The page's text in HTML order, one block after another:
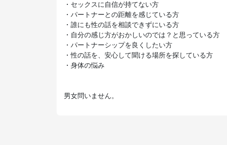
・セックスに自信が持てない方
・パートナーとの距離を感じている方
・誰にも性の話を相談できずにいる方
・自分の感じ方がおかしいのでは？と思っている方
・パートナーシップを良くしたい方
・性の話を、安心して聞ける場所を探している方
・身体の悩み
男女問いません。